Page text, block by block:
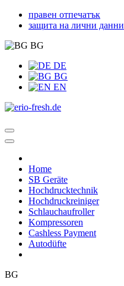
правен отпечатък
защита на лични данни
BG
DE
BG
EN
Home
SB Geräte
Hochdrucktechnik
Hochdruckreiniger
Schlauchaufroller
Kompressoren
Cashless Payment
Autodüfte
BG